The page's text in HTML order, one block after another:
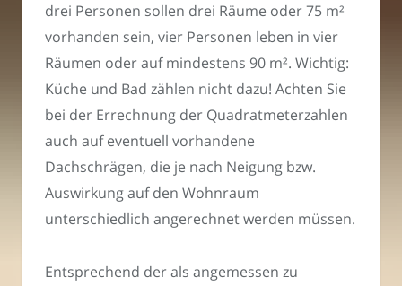
drei Personen sollen drei Räume oder 75 m²
vorhanden sein, vier Personen leben in vier
Räumen oder auf mindestens 90 m². Wichtig:
Küche und Bad zählen nicht dazu! Achten Sie
bei der Errechnung der Quadratmeterzahlen
auch auf eventuell vorhandene
Dachschrägen, die je nach Neigung bzw.
Auswirkung auf den Wohnraum
unterschiedlich angerechnet werden müssen.
Entsprechend der als angemessen zu